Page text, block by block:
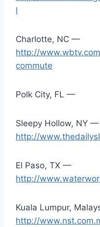
l
Charlotte, NC —
http://
commute
Polk City, FL —
Sleepy Hollow, NY —
http://
El Paso, TX —
http://
Kuala Lumpur,
http://